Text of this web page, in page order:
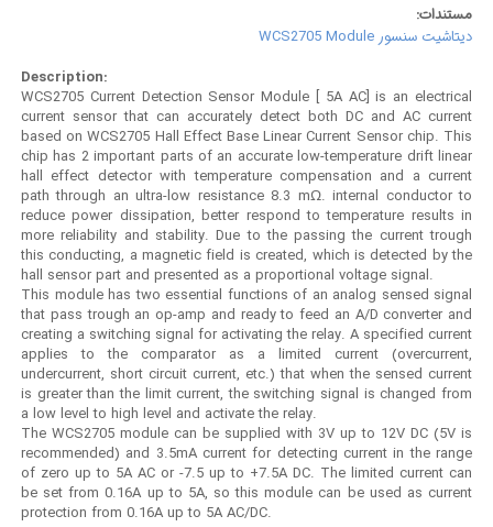
مستندات:
دیتاشیت سنسور WCS2705 Module
Description:
WCS2705 Current Detection Sensor Module [ 5A AC] is an electrical
current sensor that can accurately detect both DC and AC current
based on WCS2705 Hall Effect Base Linear Current Sensor chip. This
chip has 2 important parts of an accurate low-temperature drift linear
hall effect detector with temperature compensation and a current
path through an ultra-low resistance 8.3 mΩ. internal conductor to
reduce power dissipation, better respond to temperature results in
more reliability and stability. Due to the passing the current trough
this conducting, a magnetic field is created, which is detected by the
hall sensor part and presented as a proportional voltage signal.
This module has two essential functions of an analog sensed signal
that pass trough an op-amp and ready to feed an A/D converter and
creating a switching signal for activating the relay. A specified current
applies to the comparator as a limited current (overcurrent,
undercurrent, short circuit current, etc.) that when the sensed current
is greater than the limit current, the switching signal is changed from
a low level to high level and activate the relay.
The WCS2705 module can be supplied with 3V up to 12V DC (5V is
recommended) and 3.5mA current for detecting current in the range
of zero up to 5A AC or -7.5 up to +7.5A DC. The limited current can
be set from 0.16A up to 5A, so this module can be used as current
protection from 0.16A up to 5A AC/DC.